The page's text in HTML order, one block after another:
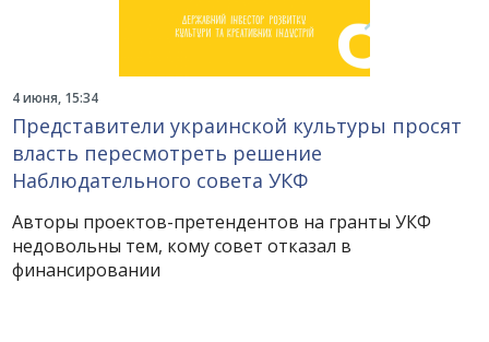
4 июня, 15:34
Представители украинской культуры просят
власть пересмотреть решение
Наблюдательного совета УКФ
Авторы проектов-претендентов на гранты УКФ
недовольны тем, кому совет отказал в
финансировании